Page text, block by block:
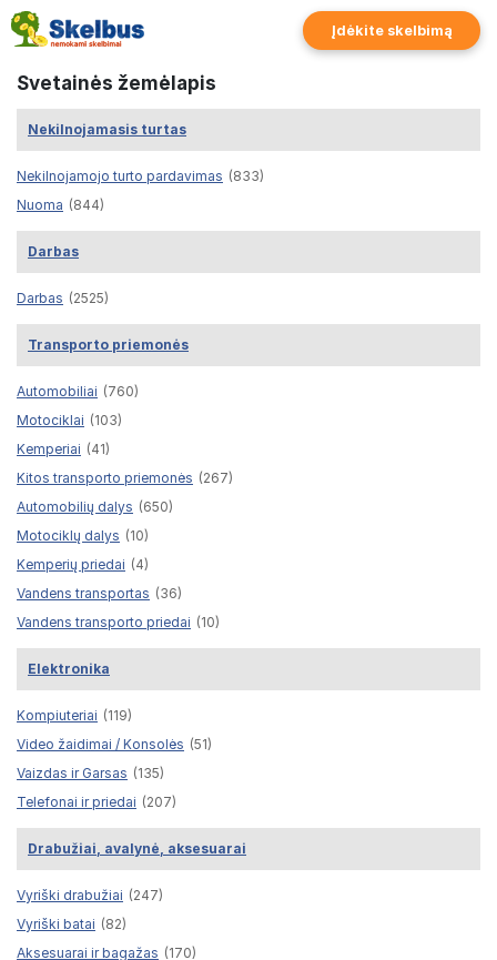
Įdėkite skelbimą
Svetainės žemėlapis
Nekilnojamasis turtas
Nekilnojamojo turto pardavimas (833)
Nuoma (844)
Darbas
Darbas (2525)
Transporto priemonės
Automobiliai (760)
Motociklai (103)
Kemperiai (41)
Kitos transporto priemonės (267)
Automobilių dalys (650)
Motociklų dalys (10)
Kemperių priedai (4)
Vandens transportas (36)
Vandens transporto priedai (10)
Elektronika
Kompiuteriai (119)
Video žaidimai / Konsolės (51)
Vaizdas ir Garsas (135)
Telefonai ir priedai (207)
Drabužiai, avalynė, aksesuarai
Vyriški drabužiai (247)
Vyriški batai (82)
Aksesuarai ir bagažas (170)